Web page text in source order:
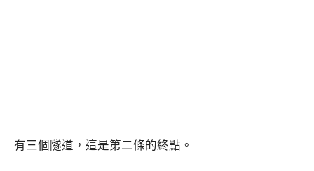
有三個隧道，這是第二條的終點。